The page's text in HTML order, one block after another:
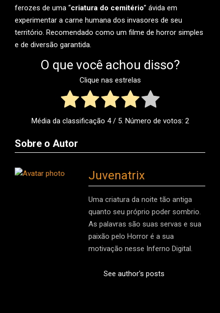
ferozes de uma “criatura do cemitério” ávida em
experimentar a carne humana dos invasores de seu
território. Recomendado como um filme de horror simples
e de diversão garantida.
O que você achou disso?
Clique nas estrelas
Média da classificação 4/ 5. Número de votos: 2
Sobre o Autor
Juvenatrix
Uma criatura da noite tão antiga
quanto seu próprio poder sombrio.
As palavras são suas servas e sua
paixão pelo Horror é a sua
motivação nesse Inferno Digital.
See author's posts